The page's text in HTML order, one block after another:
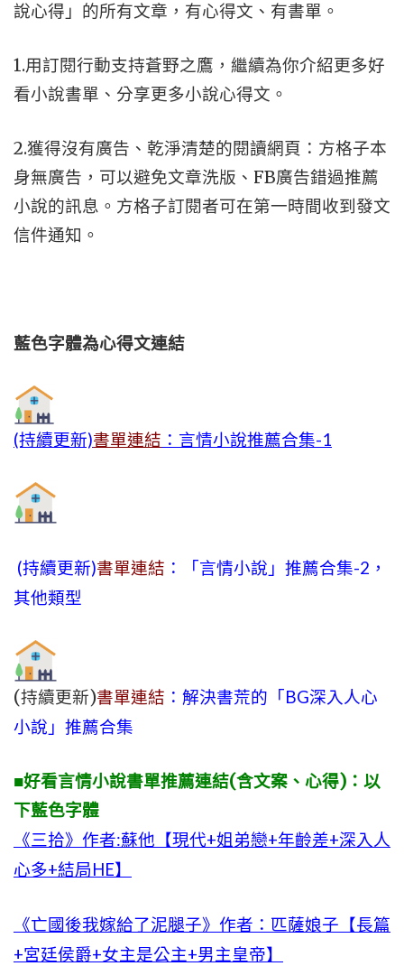
說心得」的所有文章，有心得文、有書單。
1.用訂閱行動支持蒼野之鷹，繼續為你介紹更多好
看小說書單、分享更多小說心得文。
2.獲得沒有廣告、乾淨清楚的閱讀網頁：方格子本
身無廣告，可以避免文章洗版、FB廣告錯過推薦
小說的訊息。方格子訂閱者可在第一時間收到發文
信件通知。
藍色字體為心得文連結
(持續更新)書單連結 ：言情小說推薦合集-1
(持續更新)書單連結 ：「言情小說」推薦合集-2，
其他類型
(持續更新)書單連結 ：解決書荒的「BG深入人心
小說」推薦合集
■好看言情小說書單推薦連結(含文案、心得)：以
下藍色字體
《三拾》作者:蘇他【現代+姐弟戀+年齡差+深入人
心多+結局HE】
《亡國後我嫁給了泥腿子》作者：匹薩娘子【長篇
+宮廷侯爵+女主是公主+男主皇帝】